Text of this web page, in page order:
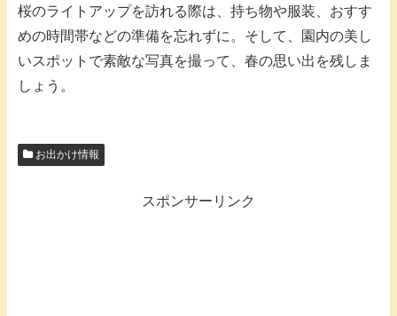
桜のライトアップを訪れる際は、持ち物や服装、おすす
めの時間帯などの準備を忘れずに。そして、園内の美し
いスポットで素敵な写真を撮って、春の思い出を残しま
しょう。
お出かけ情報
スポンサーリンク